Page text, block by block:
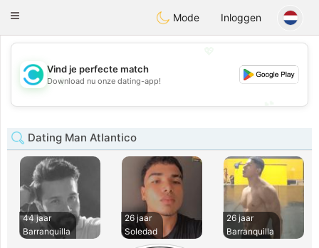
olombiaCitas
Toggle
Mode Inloggen
💖
💕
Vind je perfecte match
Download nu onze dating-app!
Dating Man Atlantico
44 jaar
Barranquilla
26 jaar
Soledad
26 jaar
Barranquilla